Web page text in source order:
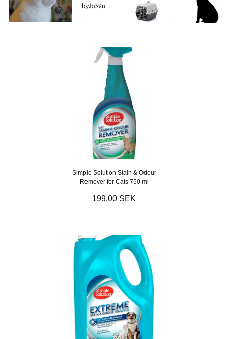
Simple Solution Stain & Odour
Remover for Cats 750 ml
199.00 SEK